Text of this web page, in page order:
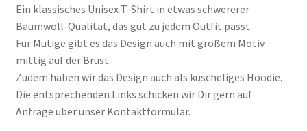
Ein klassisches Unisex T-Shirt in etwas schwererer
Baumwoll-Qualität, das gut zu jedem Outfit passt.
Für Mutige gibt es das Design auch mit großem Motiv
mittig auf der Brust.
Zudem haben wir das Design auch als kuscheliges Hoodie.
Die entsprechenden Links schicken wir Dir gern auf
Anfrage über unser Kontaktformular.